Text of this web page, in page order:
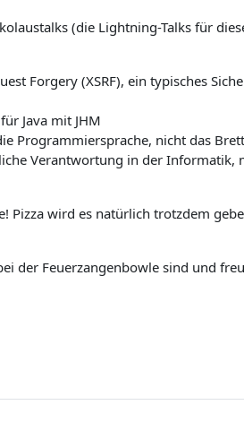
(die Lightning-Talks für
Forgery (XSRF), ein typisches
Java mit JHM
Programmiersprache, nicht das
Verantwortung in der Informatik,
Pizza wird es natürlich trotzdem
der Feuerzangenbowle sind und